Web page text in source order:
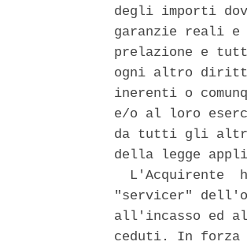
degli importi
garanzie
prelazione e
ogni altro
inerenti o
e/o al loro
da tutti gli altri
della legge
L'Acquirente
"servicer"
all'incasso ed
ceduti. In